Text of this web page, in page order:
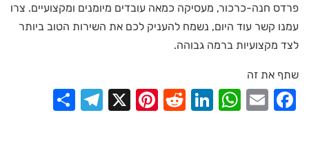
פרדס חנה-כרכור, מעסיקה כמאה עובדים מיומנים ומקצועיים. צרו
עמנו קשר עוד היום, נשמח להעניק לכם את השירות הטוב ביותר
לצד מקצועיות ברמה גבוהה.
שתף את זה
Facebook
Email
WhatsApp
LinkedIn
Reddit
Pinterest
X